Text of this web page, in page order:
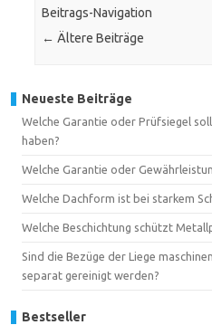
Beitrags-Navigation
← Ältere Beiträge
Neueste Beiträge
Welche Garantie oder Prüfsiegel
haben?
Welche Garantie oder
Welche Dachform ist bei starkem
Welche Beschichtung schützt
Sind die Bezüge der Liege
separat gereinigt werden?
Bestseller